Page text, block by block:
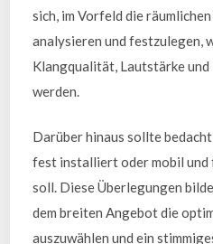
sich, im Vorfeld die
analysieren und festzulegen,
Klangqualität, Lautstärke
werden.
Darüber hinaus sollte
fest installiert oder mobil und
soll. Diese Überlegungen
dem breiten Angebot die
auszuwählen und ein